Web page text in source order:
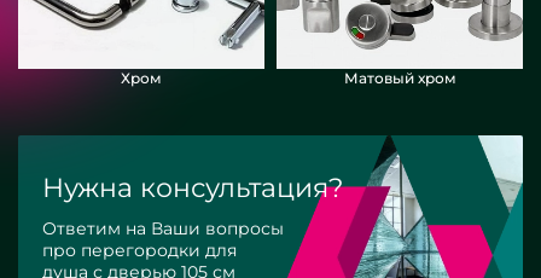
Хром Матовый хром
Нужна консультация?
Ответим на Ваши вопросы
про перегородки для
душа с дверью 105 см